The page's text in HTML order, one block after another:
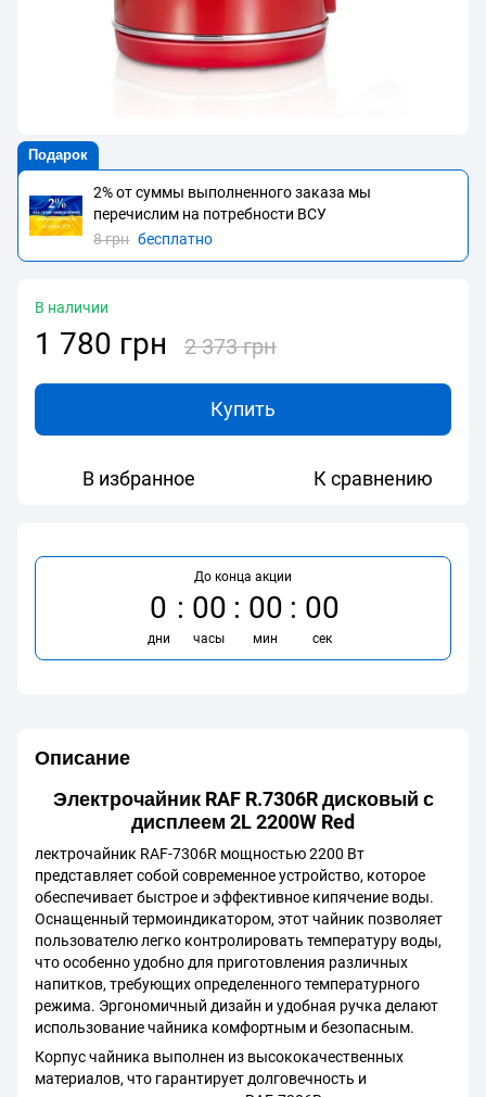
Подарок
2% от суммы выполненного заказа мы
перечислим на потребности BCУ
8 грн бесплатно
В наличии
1 780 грн 2 373 грн
Купить
В избранное К сравнению
До конца акции
0
дни
00
часы
00
мин
00
сек
Описание
Электрочайник RAF R.7306R дисковый с
дисплеем 2L 2200W Red
лектрочайник RAF-7306R мощностью 2200 Вт
представляет собой современное устройство, которое
обеспечивает быстрое и эффективное кипячение воды.
Оснащенный термоиндикатором, этот чайник позволяет
пользователю легко контролировать температуру воды,
что особенно удобно для приготовления различных
напитков, требующих определенного температурного
режима. Эргономичный дизайн и удобная ручка делают
использование чайника комфортным и безопасным.
Корпус чайника выполнен из высококачественных
материалов, что гарантирует долговечность и